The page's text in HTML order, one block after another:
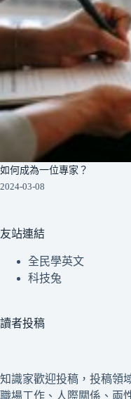
如何成為一位專家？
2024-03-08
友站連結
全民學英文
科技兔
讀者投稿
知識家歡迎投稿，投稿領
職場工作、人際關係、兩